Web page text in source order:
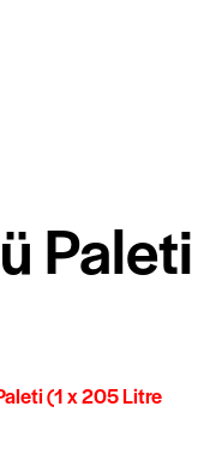
Paleti
(1 x 205 Litre